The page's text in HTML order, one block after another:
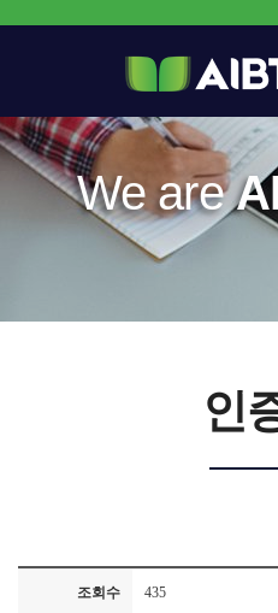
We are
인
조회수 435